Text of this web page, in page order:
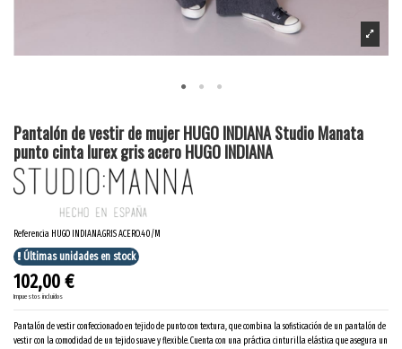
Pantalón de vestir de mujer HUGO INDIANA Studio Manata
punto cinta lurex gris acero HUGO INDIANA
Referencia HUGO INDIANA.GRIS ACERO.40/M
Últimas unidades en stock
102,00 €
Impuestos incluidos
Pantalón de vestir confeccionado en tejido de punto con textura, que combina la sofisticación de un pantalón de
vestir con la comodidad de un tejido suave y flexible. Cuenta con una práctica cinturilla elástica que asegura un